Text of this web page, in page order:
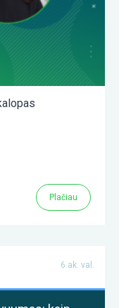
Plačiau
6 ak. val.